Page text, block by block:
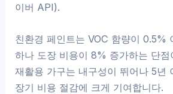
이버 API).
친환경 페인트는 VOC 함량이 0.5%
하나 도장 비용이 8% 증가하는 단점
재활용 가구는 내구성이 뛰어나 5년
장기 비용 절감에 크게 기여합니다.